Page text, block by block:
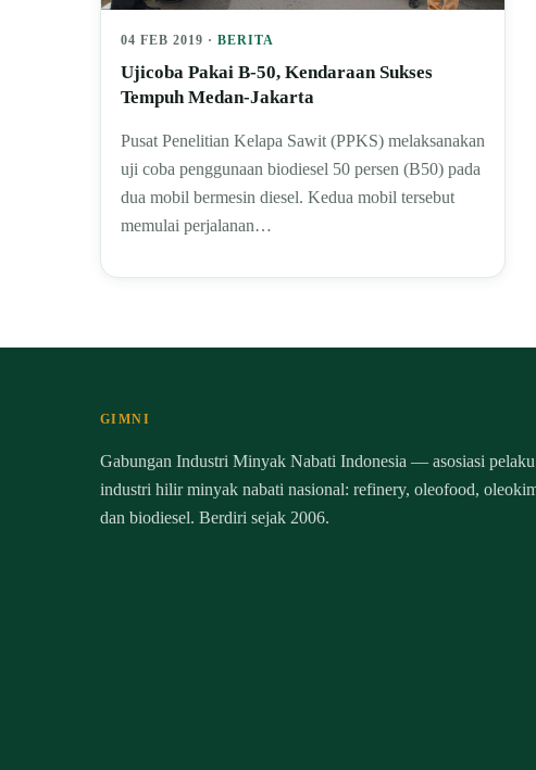
04 FEB 2019 · BERITA
Ujicoba Pakai B-50, Kendaraan Sukses
Tempuh Medan-Jakarta
Pusat Penelitian Kelapa Sawit (PPKS) melaksanakan
uji coba penggunaan biodiesel 50 persen (B50) pada
dua mobil bermesin diesel. Kedua mobil tersebut
memulai perjalanan…
GIMNI
Gabungan Industri Minyak Nabati Indonesia — asosiasi pelaku
industri hilir minyak nabati nasional: refinery, oleofood,
dan biodiesel. Berdiri sejak 2006.